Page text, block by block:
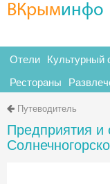
ВКрыминфо
Отели Культурный
Рестораны
Путеводитель
Предприятия и